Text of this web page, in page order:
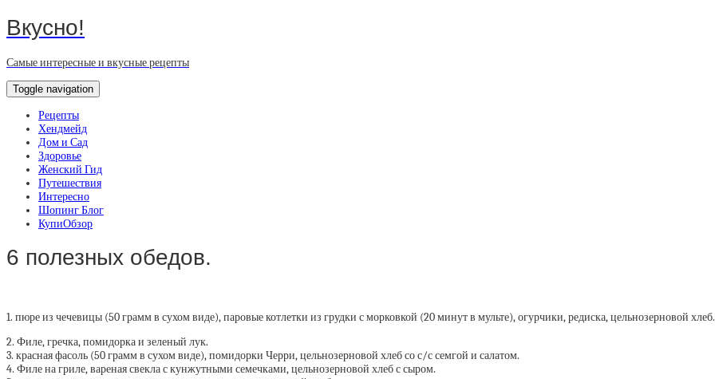
Вкусно!
Самые интересные и вкусные рецепты
Toggle navigation
Рецепты
Хендмейд
Дом и Сад
Здоровье
Женский Гид
Путешествия
Интересно
Шопинг Блог
КупиОбзор
6 полезных обедов.
1. пюре из чечевицы (50 грамм в сухом виде), паровые котлетки из грудки с морковкой (20 минут в мульте), огурчики, редиска, цельнозерновой хлеб.
2. Филе, гречка, помидорка и зеленый лук.
3. красная фасоль (50 грамм в сухом виде), помидорки Черри, цельнозерновой хлеб со с/с семгой и салатом.
4. Филе на гриле, вареная свекла с кунжутными семечками, цельнозерновой хлеб с сыром.